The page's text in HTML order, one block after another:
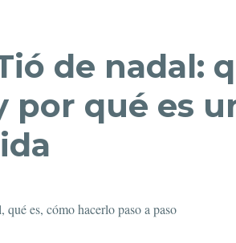
de nadal:
por qué es